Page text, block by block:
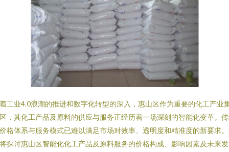
工业4.0浪潮的推进和数字化转型的深入，惠山区作为重要的化工产业
，其化工产品及原料的供应与服务正经历着一场深刻的智能化变革。
格体系与服务模式已难以满足市场对效率、透明度和精准度的新要求
探讨惠山区智能化化工产品及原料服务的价格构成、影响因素及未来